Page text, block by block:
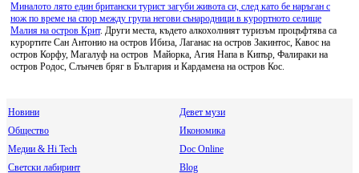
Миналото лято един британски турист загуби живота си, след като бе наръган с
нож по време на спор между група негови сънародници в курортното селище
Малия на остров Крит. Други места, където алкохолният туризъм процъфтява са
курортите Сан Антонио на остров Ибиза, Лаганас на остров Закинтос, Кавос на
остров Корфу, Магалуф на остров Майорка, Агия Напа в Кипър, Фалираки на
остров Родос, Слънчев бряг в България и Кардамена на остров Кос.
Новини
Девет музи
Общество
Икономика
Медии & Hi Tech
Doc Online
Светски лабиринт
Blog